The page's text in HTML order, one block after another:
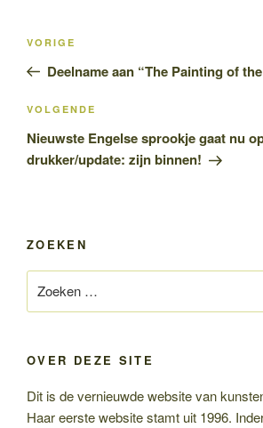
Vorig
bericht
VORIGE
Deelname aan “The Painting of
Volgend
bericht
VOLGENDE
Nieuwste Engelse sprookje gaat nu
drukker/update: zijn binnen!
ZOEKEN
naar:
OVER DEZE SITE
Dit is de vernieuwde website van
Haar eerste website stamt uit 1996.